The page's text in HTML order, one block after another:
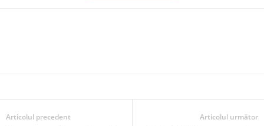
Articolul precedent Articolul următor